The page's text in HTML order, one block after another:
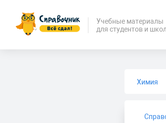
Учебные материалы
для студентов и
Химия